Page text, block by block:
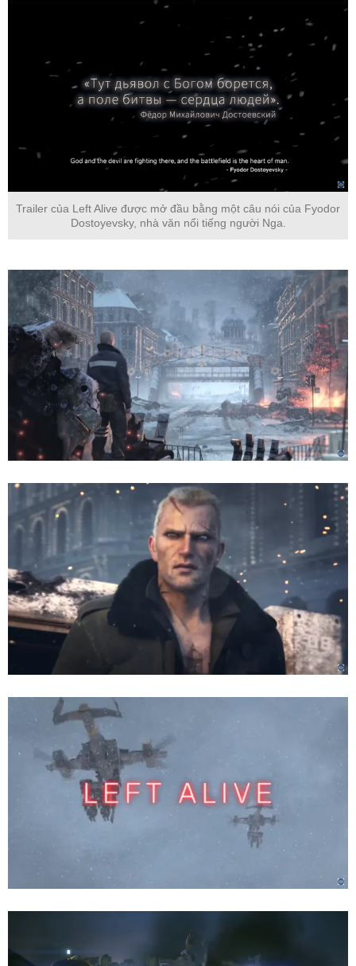
Trailer của Left Alive được mở đầu bằng một câu nói của Fyodor
Dostoyevsky, nhà văn nổi tiếng người Nga.